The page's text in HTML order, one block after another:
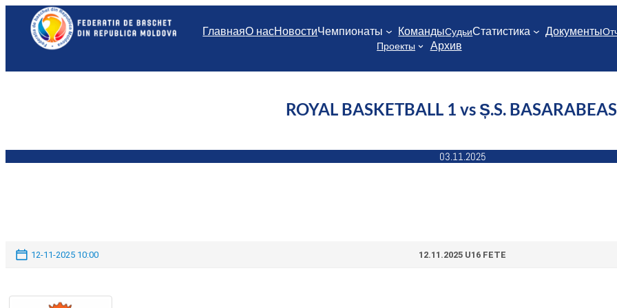
Перейти
содержимому
ГлавнаяО насНовостиЧемпионаты КомандыСудьиСтатистика Документы
Проекты
Архив
ROYAL BASKETBALL 1 vs Ș.S.
03.11.2025
12-11-2025 10:00 12.11.2025 U16 FETE